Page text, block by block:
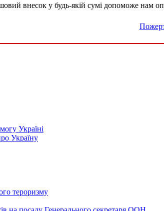
внесок у будь-якій сумі допоможе нам
Україні
Україну
тероризму